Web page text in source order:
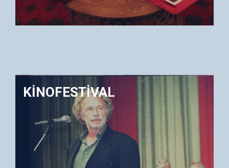
KİNOFESTİVAL